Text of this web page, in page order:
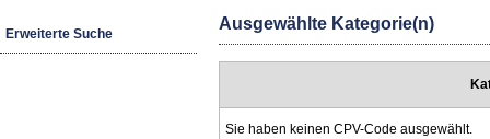
Erweiterte Suche
Ausgewählte Kategorie(n)
Sie haben keinen CPV-Code ausgewählt.